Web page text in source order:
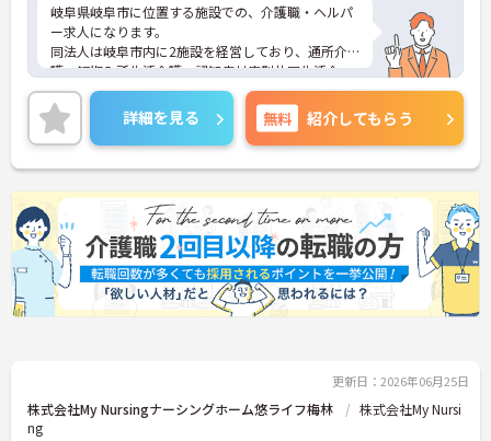
岐阜県岐阜市に位置する施設での、介護職・ヘルパ
ー求人になります。
同法人は岐阜市内に2施設を経営しており、通所介
護、短期入所生活介護、認知症対応型共同生活介
護、介護予防支援などの事業を展開しています。
研修も充実！安心して就業できます☆
旅行や新年会、歓迎会、ボーリング大会など親睦会
活動も活発で馴染みやすい職場環境です♪
法人として23年の歴史ある社会福祉法人です。
地域社会への貢献を理念としています。一緒にあた
たかい施設をつくりあげていきませんか？
詳細を見る 無料 紹介してもらう
更新日：2026年06月25日
株式会社My Nursingナーシングホーム悠ライフ梅林
株式会社My Nursi
ng